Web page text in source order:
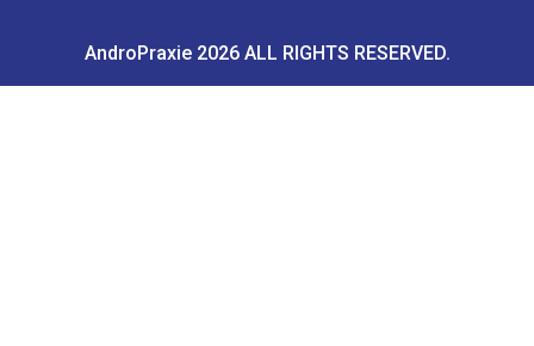
AndroPraxie 2026 ALL RIGHTS RESERVED.